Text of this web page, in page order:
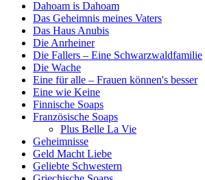
Dahoam is Dahoam
Das Geheimnis meines Vaters
Das Haus Anubis
Die Anrheiner
Die Fallers – Eine Schwarzwaldfamilie
Die Wache
Eine für alle – Frauen können's besser
Eine wie Keine
Finnische Soaps
Französische Soaps
Plus Belle La Vie
Geheimnisse
Geld Macht Liebe
Geliebte Schwestern